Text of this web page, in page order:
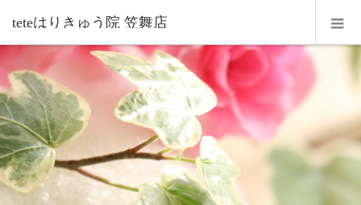
teteはりきゅう院 笠舞店